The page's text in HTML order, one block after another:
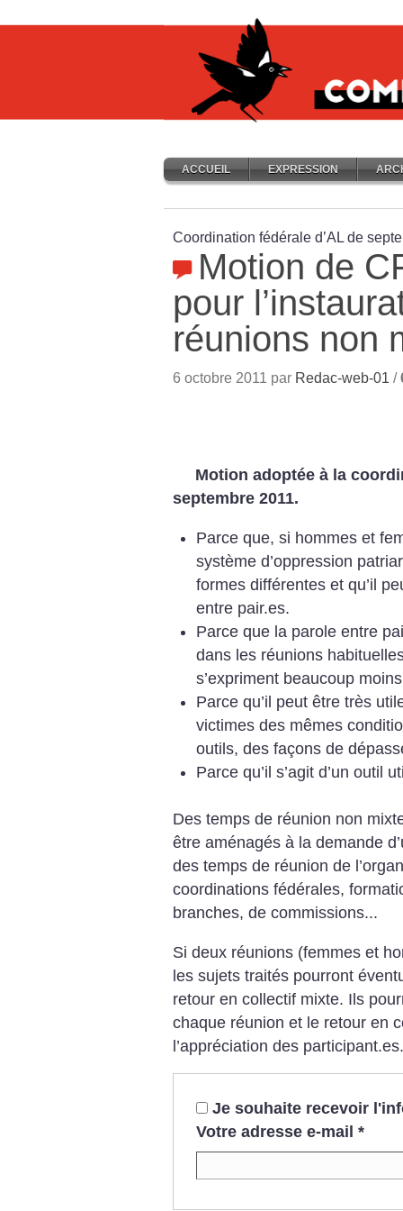
ACCUEIL EXPRESSION
Coordination fédérale d’AL de
Motion de
pour
réunions non
6 octobre 2011 par Redac-web-01 /
Motion adoptée à la
septembre 2011.
Parce que, si hommes et
système d’oppression
formes différentes et qu’il
entre pair.es.
Parce que la parole entre
dans les réunions
s’expriment beaucoup
Parce qu’il peut être très
victimes des mêmes
outils, des façons de
Parce qu’il s’agit d’un outil
Des temps de réunion non
être aménagés à la demande
des temps de réunion de
coordinations fédérales,
branches, de commissions...
Si deux réunions (femmes et
les sujets traités pourront
retour en collectif mixte. Ils
chaque réunion et le retour en
l’appréciation des participant.es.
Je souhaite recevoir
Votre adresse e-mail *